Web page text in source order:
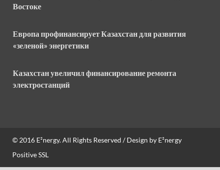
Востоке
Европа профинансирует Казахстан для развития
«зеленой» энергетики
Казахстан увеличил финансирование ремонта
электростанций
© 2016 E²nergy. All Rights Reserved / Design by E²nergy
Positive SSL